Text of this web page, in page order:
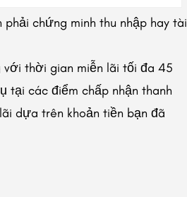
chứng minh thu nhập hay tài
với thời gian miễn lãi tối đa 45
tại các điểm chấp nhận thanh
dựa trên khoản tiền bạn đã